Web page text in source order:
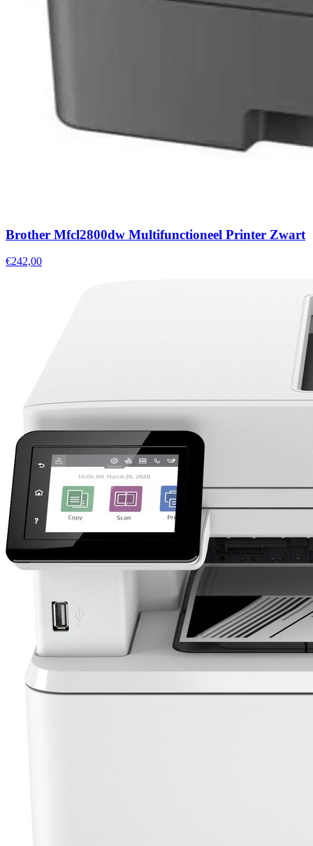
Brother Mfcl2800dw Multifunctioneel Printer Zwart
€242,00